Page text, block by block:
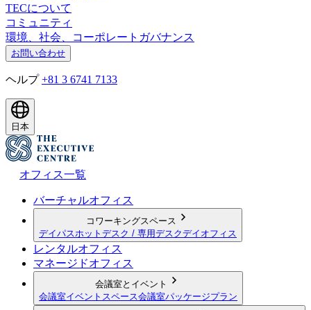
TECについて
コミュニティ
環境、社会、コーポレートガバナンス
お問い合わせ
ヘルプ +81 3 6741 7133
日本
オフィス一覧
バーチャルオフィス
コワーキングスペース
デイパス ホットデスク / 専用デスクデイオフィス
レンタルオフィス
マネージドオフィス
会議室とイベント
会議室イベントスペース会議室パッケージプラン